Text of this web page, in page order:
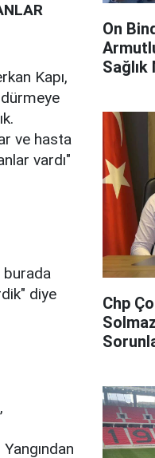
Kapı,
ve hasta
vardı"
burada
diye
On
Chp